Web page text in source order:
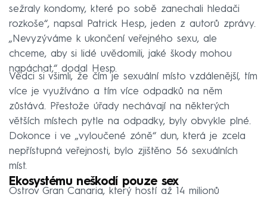
sežraly kondomy, které po sobě zanechali hledači
rozkoše“, napsal Patrick Hesp, jeden z autorů zprávy.
„Nevyzýváme k ukončení veřejného sexu, ale
chceme, aby si lidé uvědomili, jaké škody mohou
napáchat,“ dodal Hesp.
Vědci si všimli, že čím je sexuální místo vzdálenější, tím
více je využíváno a tím více odpadků na něm
zůstává. Přestože úřady nechávají na některých
větších místech pytle na odpadky, byly obvykle plné.
Dokonce i ve „vyloučené zóně“ dun, která je zcela
nepřístupná veřejnosti, bylo zjištěno 56 sexuálních
míst.
Ekosystému neškodí pouze sex
Ostrov Gran Canaria, který hostí až 14 milionů